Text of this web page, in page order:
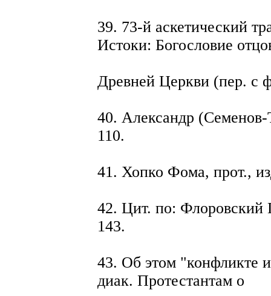
39. 73-й аскетический
Истоки: Богословие
Древней Церкви (пер. с
40. Александр
110.
41. Хопко Фома, прот.,
42. Цит. по: Флоровский
143.
43. Об этом "конфликте
диак. Протестантам о